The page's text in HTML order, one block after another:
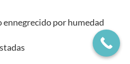
por humedad